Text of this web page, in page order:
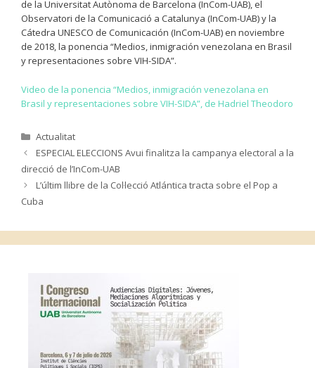
de la Universitat Autònoma de Barcelona (InCom-UAB), el
Observatori de la Comunicació a Catalunya (InCom-UAB) y la
Cátedra UNESCO de Comunicación (InCom-UAB) en noviembre
de 2018, la ponencia “Medios, inmigración venezolana en Brasil
y representaciones sobre VIH-SIDA”.
Video de la ponencia “Medios, inmigración venezolana en
Brasil y representaciones sobre VIH-SIDA”, de Hadriel Theodoro
Categories
Actualitat
ESPECIAL ELECCIONS Avui finalitza la campanya electoral a la
direcció de l’InCom-UAB
L’últim llibre de la Col·lecció Atlántica tracta sobre el Pop a
Cuba